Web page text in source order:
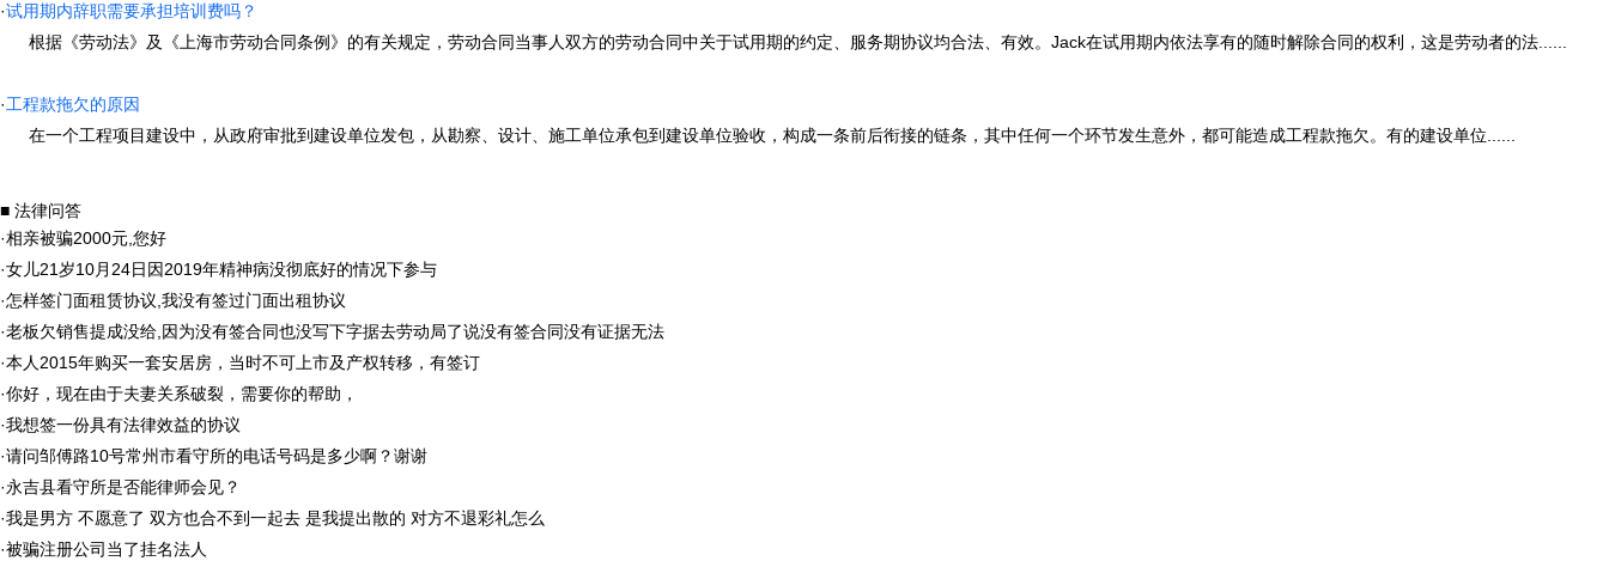
·试用期内辞职需要承担培训费吗？
根据《劳动法》及《上海市劳动合同条例》的有关规定，劳动合同当事人双方的劳动合同中关于试用期的约定、服务期协议均合法、有效。Jack在试用期内依法享有的随时解除合同的权利，这是劳动者的法......
·工程款拖欠的原因
在一个工程项目建设中，从政府审批到建设单位发包，从勘察、设计、施工单位承包到建设单位验收，构成一条前后衔接的链条，其中任何一个环节发生意外，都可能造成工程款拖欠。有的建设单位......
■ 法律问答
·相亲被骗2000元,您好
·女儿21岁10月24日因2019年精神病没彻底好的情况下参与
·怎样签门面租赁协议,我没有签过门面出租协议
·老板欠销售提成没给,因为没有签合同也没写下字据去劳动局了说没有签合同没有证据无法
·本人2015年购买一套安居房，当时不可上市及产权转移，有签订
·你好，现在由于夫妻关系破裂，需要你的帮助，
·我想签一份具有法律效益的协议
·请问邹傅路10号常州市看守所的电话号码是多少啊？谢谢
·永吉县看守所是否能律师会见？
·我是男方 不愿意了 双方也合不到一起去 是我提出散的 对方不退彩礼怎么
·被骗注册公司当了挂名法人